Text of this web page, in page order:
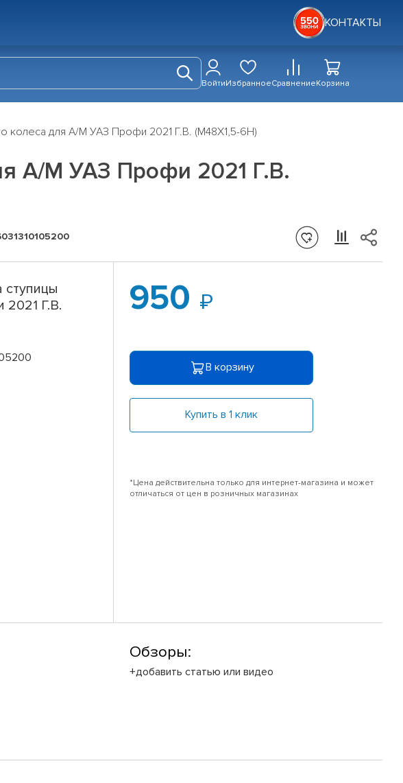
КОНТАКТЫ
ВойтиИзбранноеСравнениеКорзина
колеса для А/М УАЗ Профи 2021 Г.В. (М48Х1,5-6Н)
А/М УАЗ Профи 2021 Г.В.
ступицы
Г.В.
950
В корзину
Купить в 1 клик
*Цена действительна только для интернет-магазина и может
отличаться от цен в розничных магазинах
Обзоры:
+добавить статью или видео